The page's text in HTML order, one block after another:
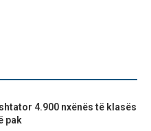
4.900 nxënës të klasës
pak